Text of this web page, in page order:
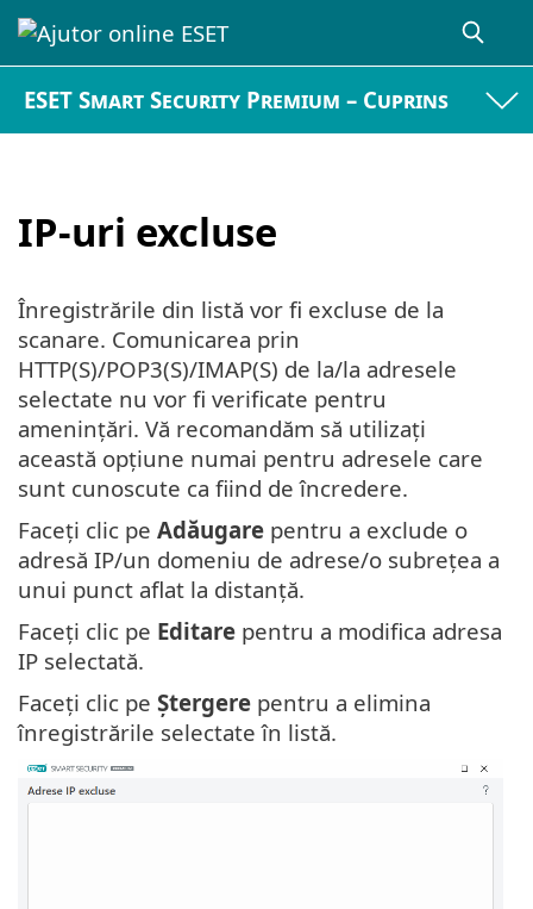
ESET Smart Security Premium – Cuprins
IP-uri excluse
Înregistrările din listă vor fi excluse de la
scanare. Comunicarea prin
HTTP(S)/POP3(S)/IMAP(S) de la/la adresele
selectate nu vor fi verificate pentru
amenințări. Vă recomandăm să utilizați
această opțiune numai pentru adresele care
sunt cunoscute ca fiind de încredere.
Faceți clic pe Adăugare pentru a exclude o
adresă IP/un domeniu de adrese/o subrețea a
unui punct aflat la distanță.
Faceți clic pe Editare pentru a modifica adresa
IP selectată.
Faceți clic pe Ștergere pentru a elimina
înregistrările selectate în listă.